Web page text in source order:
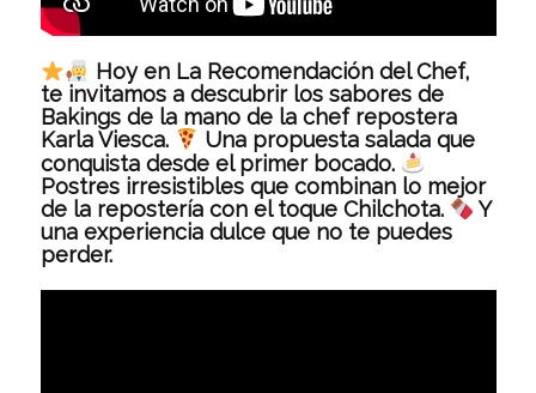
Hoy en La Recomendación del Chef,
te invitamos a descubrir los sabores de
Bakings de la mano de la chef repostera
Karla Viesca.
Una propuesta salada que
conquista desde el primer bocado.
Postres irresistibles que combinan lo mejor
de la repostería con el toque Chilchota.
Y
una experiencia dulce que no te puedes
perder.